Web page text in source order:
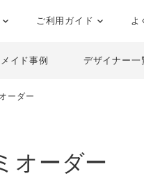
ご利用ガイド よ
イド事例 デザイナー一
ーダー
オーダー